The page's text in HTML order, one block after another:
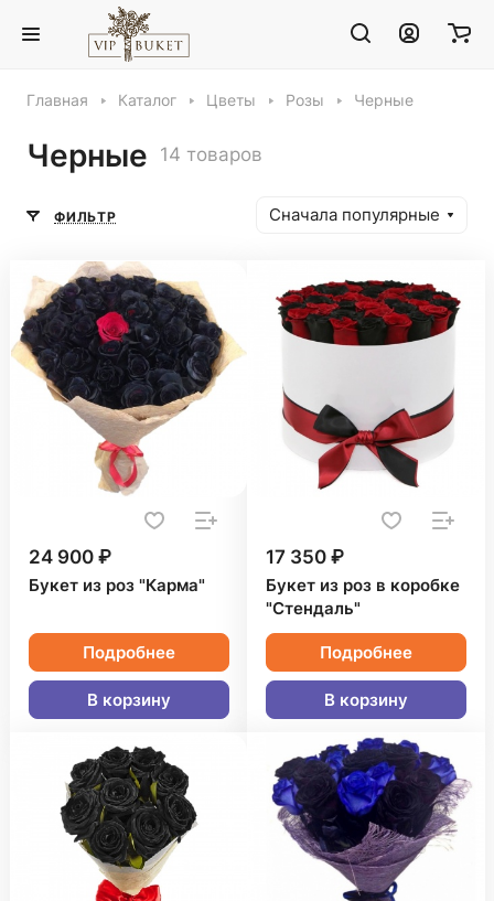
Главная Каталог Цветы Розы Черные
Черные 14 товаров
ФИЛЬТР Сначала популярные
24 900 ₽
Букет из роз "Карма"
Подробнее
В корзину
17 350 ₽
Букет из роз в коробке
"Стендаль"
Подробнее
В корзину